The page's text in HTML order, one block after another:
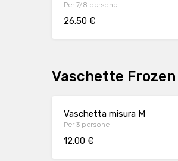
Per 7/8 persone
26.50 €
Vaschette
Vaschetta misura M
Per 3 persone
12.00 €